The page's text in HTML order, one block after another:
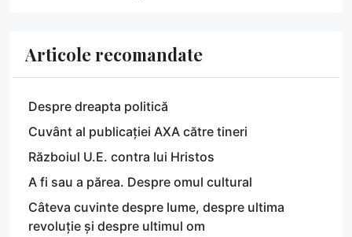
Articole recomandate
Despre dreapta politică
Cuvânt al publicației AXA către tineri
Războiul U.E. contra lui Hristos
A fi sau a părea. Despre omul cultural
Câteva cuvinte despre lume, despre ultima
revoluție și despre ultimul om